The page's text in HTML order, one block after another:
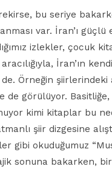
bu seriye
var. İran’ı güçlü
izlekler, çocuk
İran’ın
Örneğin şiirlerindeki
görülüyor. Basitliğe,
kimi kitaplar bu
şiir dizgesine
gibi okuduğumuz
sonuna bakarken,